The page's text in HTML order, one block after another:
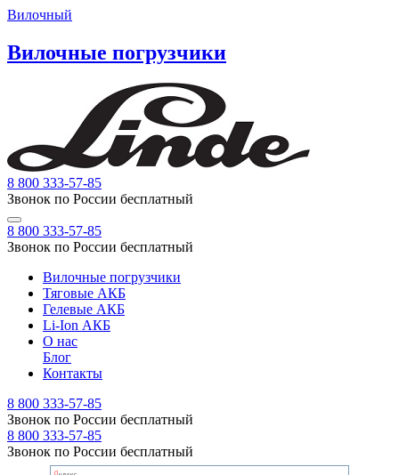
Вилочный
Вилочные погрузчики
8 800 333-57-85
Звонок по России бесплатный
8 800 333-57-85
Звонок по России бесплатный
Вилочные погрузчики
Тяговые АКБ
Гелевые АКБ
Li-Ion АКБ
О нас
Блог
Контакты
8 800 333-57-85
Звонок по России бесплатный
8 800 333-57-85
Звонок по России бесплатный